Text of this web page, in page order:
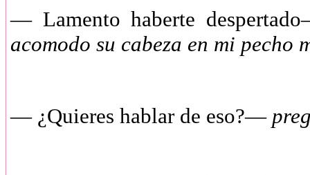
— Lamento haberte
acomodo su cabeza en mi pecho
— ¿Quieres hablar de eso?—